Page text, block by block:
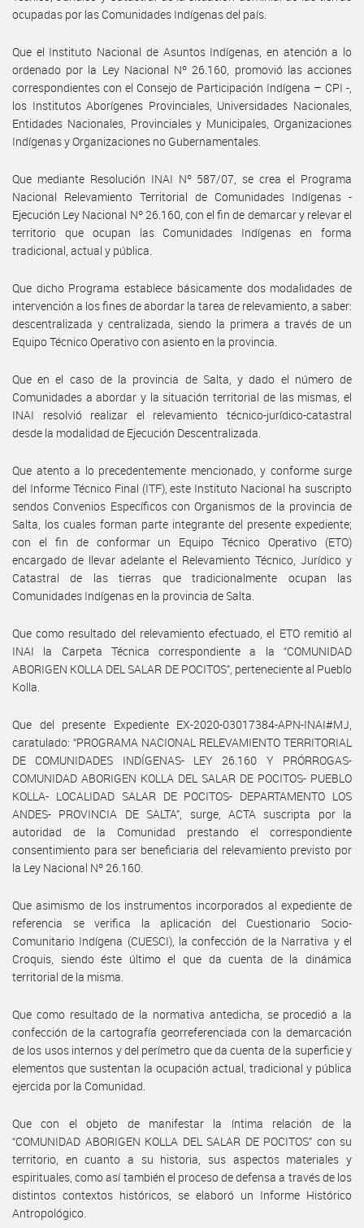
ocupadas por las Comunidades Indígenas del país.
Que el Instituto Nacional de Asuntos Indígenas, en atención a lo
ordenado por la Ley Nacional Nº 26.160, promovió las acciones
correspondientes con el Consejo de Participación Indígena – CPI -,
los Institutos Aborígenes Provinciales, Universidades Nacionales,
Entidades Nacionales, Provinciales y Municipales, Organizaciones
Indígenas y Organizaciones no Gubernamentales.
Que mediante Resolución INAI Nº 587/07, se crea el Programa
Nacional Relevamiento Territorial de Comunidades Indígenas -
Ejecución Ley Nacional Nº 26.160, con el fin de demarcar y relevar el
territorio que ocupan las Comunidades Indígenas en forma
tradicional, actual y pública.
Que dicho Programa establece básicamente dos modalidades de
intervención a los fines de abordar la tarea de relevamiento, a saber:
descentralizada y centralizada, siendo la primera a través de un
Equipo Técnico Operativo con asiento en la provincia.
Que en el caso de la provincia de Salta, y dado el número de
Comunidades a abordar y la situación territorial de las mismas, el
INAI resolvió realizar el relevamiento técnico-jurídico-catastral
desde la modalidad de Ejecución Descentralizada.
Que atento a lo precedentemente mencionado, y conforme surge
del Informe Técnico Final (ITF), este Instituto Nacional ha suscripto
sendos Convenios Específicos con Organismos de la provincia de
Salta, los cuales forman parte integrante del presente expediente;
con el fin de conformar un Equipo Técnico Operativo (ETO)
encargado de llevar adelante el Relevamiento Técnico, Jurídico y
Catastral de las tierras que tradicionalmente ocupan las
Comunidades Indígenas en la provincia de Salta.
Que como resultado del relevamiento efectuado, el ETO remitió al
INAI la Carpeta Técnica correspondiente a la “COMUNIDAD
ABORIGEN KOLLA DEL SALAR DE POCITOS”, perteneciente al Pueblo
Kolla.
Que del presente Expediente EX-2020-03017384-APN-INAI#MJ,
caratulado: “PROGRAMA NACIONAL RELEVAMIENTO TERRITORIAL
DE COMUNIDADES INDÍGENAS- LEY 26.160 Y PRÓRROGAS-
COMUNIDAD ABORIGEN KOLLA DEL SALAR DE POCITOS- PUEBLO
KOLLA- LOCALIDAD SALAR DE POCITOS- DEPARTAMENTO LOS
ANDES- PROVINCIA DE SALTA”, surge, ACTA suscripta por la
autoridad de la Comunidad prestando el correspondiente
consentimiento para ser beneficiaria del relevamiento previsto por
la Ley Nacional Nº 26.160.
Que asimismo de los instrumentos incorporados al expediente de
referencia se verifica la aplicación del Cuestionario Socio-
Comunitario Indígena (CUESCI), la confección de la Narrativa y el
Croquis, siendo éste último el que da cuenta de la dinámica
territorial de la misma.
Que como resultado de la normativa antedicha, se procedió a la
confección de la cartografía georreferenciada con la demarcación
de los usos internos y del perímetro que da cuenta de la superficie y
elementos que sustentan la ocupación actual, tradicional y pública
ejercida por la Comunidad.
Que con el objeto de manifestar la íntima relación de la
“COMUNIDAD ABORIGEN KOLLA DEL SALAR DE POCITOS” con su
territorio, en cuanto a su historia, sus aspectos materiales y
espirituales, como así también el proceso de defensa a través de los
distintos contextos históricos, se elaboró un Informe Histórico
Antropológico.